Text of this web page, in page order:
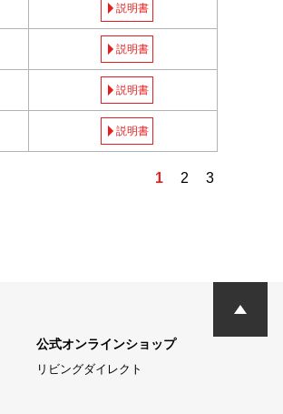
説明書
説明書
説明書
説明書
1 2 3
公式オンラインショップ
リビングダイレクト